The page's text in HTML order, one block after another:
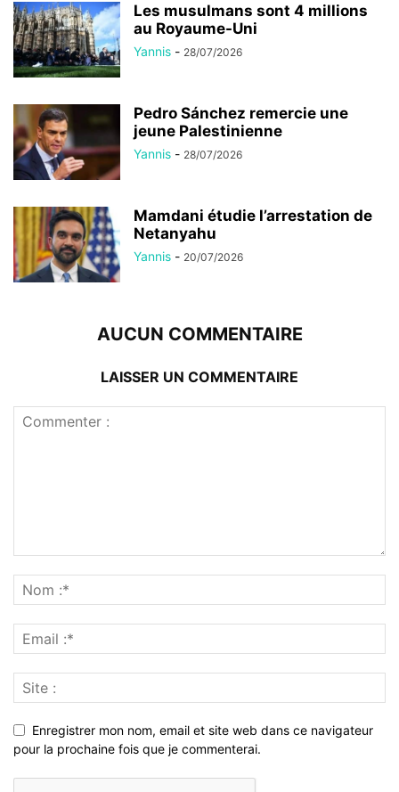
Les musulmans sont 4 millions
au Royaume-Uni
Yannis - 28/07/2026
Pedro Sánchez remercie une
jeune Palestinienne
Yannis - 28/07/2026
Mamdani étudie l’arrestation de
Netanyahu
Yannis - 20/07/2026
AUCUN COMMENTAIRE
LAISSER UN COMMENTAIRE
Enregistrer mon nom, email et site web dans ce navigateur
pour la prochaine fois que je commenterai.